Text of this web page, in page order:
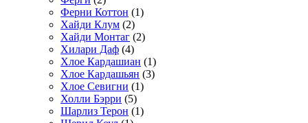
Ферни Коттон (1)
Хайди Клум (2)
Хайди Монтаг (2)
Хилари Даф (4)
Хлое Кардашиан (1)
Хлое Кардашьян (3)
Хлое Севигни (1)
Холли Бэрри (5)
Шарлиз Терон (1)